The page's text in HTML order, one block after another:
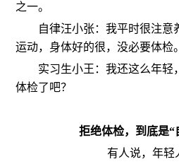
之一。
自律汪小张：我平时很注意
运动，身体好的很，没必要体检。
实习生小王：我还这么年轻
体检了吧？
拒绝体检，到底是“
有人说，年轻